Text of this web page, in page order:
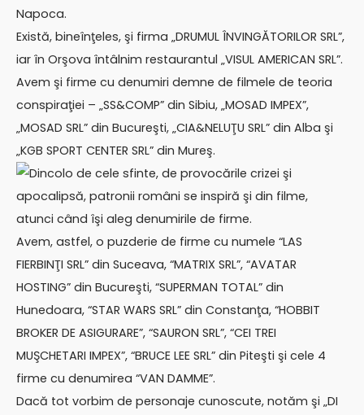
Napoca.
Există, bineînţeles, şi firma „DRUMUL ÎNVINGĂTORILOR SRL”,
iar în Orşova întâlnim restaurantul „VISUL AMERICAN SRL”.
Avem şi firme cu denumiri demne de filmele de teoria
conspiraţiei – „SS&COMP” din Sibiu, „MOSAD IMPEX”,
„MOSAD SRL” din Bucureşti, „CIA&NELUŢU SRL” din Alba şi
„KGB SPORT CENTER SRL” din Mureş.
Dincolo de cele sfinte, de provocările crizei şi
apocalipsă, patronii români se inspiră şi din filme,
atunci când îşi aleg denumirile de firme.
Avem, astfel, o puzderie de firme cu numele “LAS
FIERBINŢI SRL” din Suceava, “MATRIX SRL”, “AVATAR
HOSTING” din Bucureşti, “SUPERMAN TOTAL” din
Hunedoara, “STAR WARS SRL” din Constanţa, “HOBBIT
BROKER DE ASIGURARE”, “SAURON SRL”, “CEI TREI
MUŞCHETARI IMPEX”, “BRUCE LEE SRL” din Piteşti şi cele 4
firme cu denumirea “VAN DAMME”.
Dacă tot vorbim de personaje cunoscute, notăm şi „DI